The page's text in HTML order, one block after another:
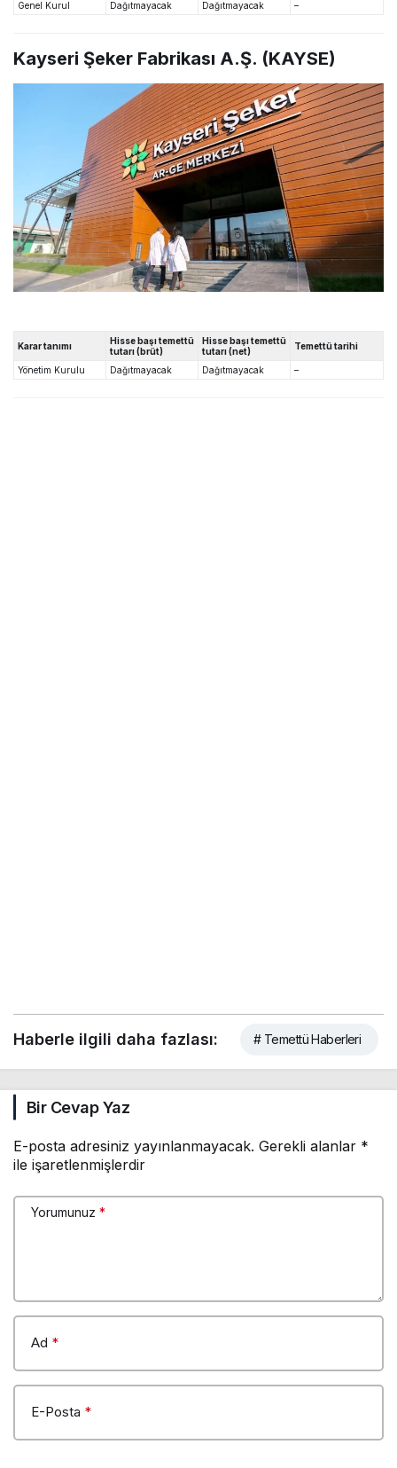
Genel Kurul Dağıtmayacak Dağıtmayacak –
Kayseri Şeker Fabrikası A.Ş. (KAYSE)
Karar tanımı
Hisse başı temettü
tutarı (brüt)
Hisse başı temettü
tutarı (net)
Temettü tarihi
Yönetim Kurulu Dağıtmayacak Dağıtmayacak –
Haberle ilgili daha fazlası: # Temettü Haberleri
Bir Cevap Yaz
E-posta adresiniz yayınlanmayacak. Gerekli alanlar *
ile işaretlenmişlerdir
Yorumunuz *
Ad *
E-Posta *